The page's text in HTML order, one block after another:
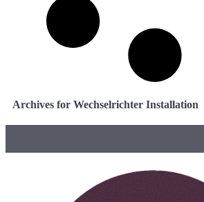
Archives for Wechselrichter Installation